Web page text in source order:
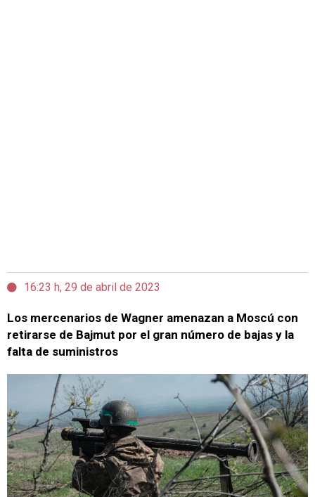
16:23 h, 29 de abril de 2023
Los mercenarios de Wagner amenazan a Moscú con
retirarse de Bajmut por el gran número de bajas y la
falta de suministros